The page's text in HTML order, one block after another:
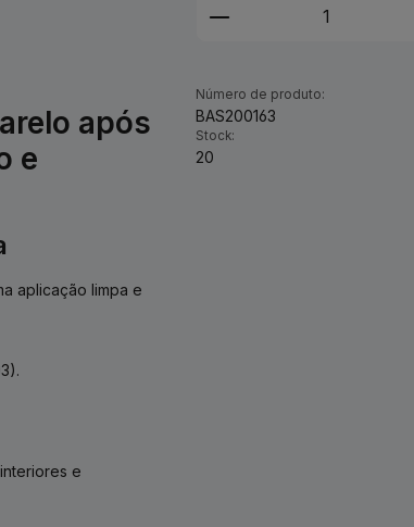
Quantidade do
Número de produto:
BAS200163
Stock:
20
após
e
aplicação limpa e
e